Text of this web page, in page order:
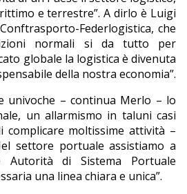
e terrestre”. A dirlo è Luigi
Federlogistica, che
normali si da tutto per
globale la logistica è divenuta
della nostra economia”.
univoche – continua Merlo – lo
un allarmismo in taluni casi
complicare moltissime attività –
settore portuale assistiamo a
Autorità di Sistema Portuale
una linea chiara e unica”.